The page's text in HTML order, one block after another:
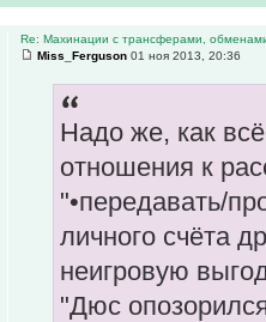
Re: Махинации с трансферами,
Miss_Ferguson 01 ноя 2013, 20:36
Надо же, как
отношения к
"•передавать/
личного счёта
неигровую
"Дюс